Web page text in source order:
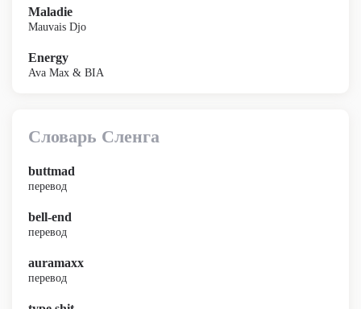
Maladie
Mauvais Djo
Energy
Ava Max & BIA
Словарь Сленга
buttmad
перевод
bell-end
перевод
auramaxx
перевод